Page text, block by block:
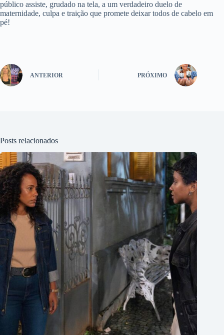
público assiste, grudado na tela, a um verdadeiro duelo de
maternidade, culpa e traição que promete deixar todos de cabelo em
pé!
ANTERIOR PRÓXIMO
Posts relacionados